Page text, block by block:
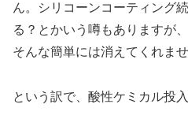
ん。シリコーンコーティング
る？とかいう噂もありますが
そんな簡単には消えてくれませ
という訳で、酸性ケミカル投入